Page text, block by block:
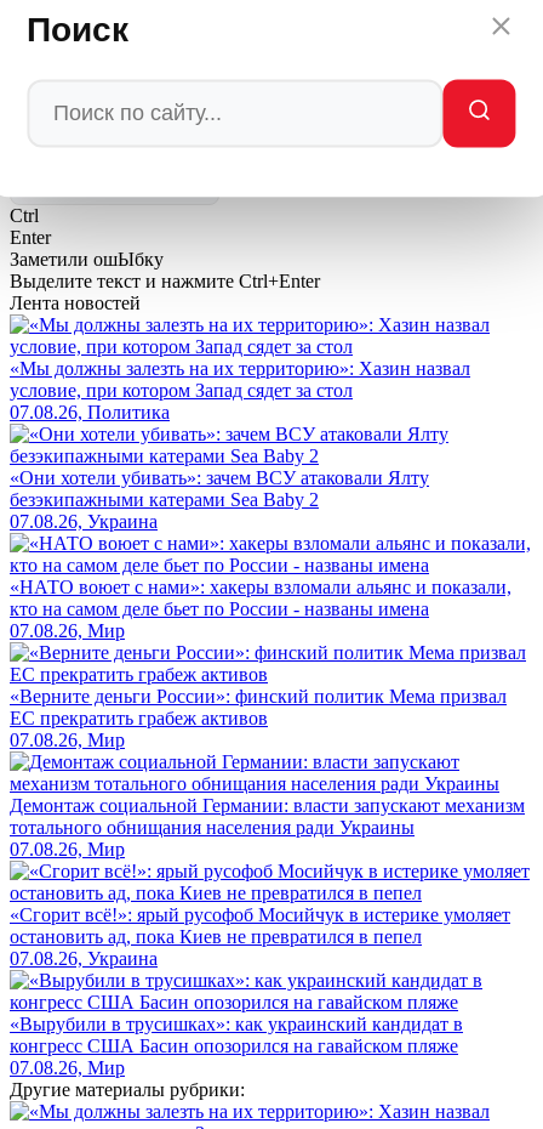
Поиск
🤣
Ctrl
Enter
Заметили ошЫбку
Выделите текст и нажмите Ctrl+Enter
Лента новостей
«Мы должны залезть на их территорию»: Хазин назвал
условие, при котором Запад сядет за стол
07.08.26, Политика
«Они хотели убивать»: зачем ВСУ атаковали Ялту
безэкипажными катерами Sea Baby 2
07.08.26, Украина
«НАТО воюет с нами»: хакеры взломали альянс и показали,
кто на самом деле бьет по России - названы имена
07.08.26, Мир
«Верните деньги России»: финский политик Мема призвал
ЕС прекратить грабеж активов
07.08.26, Мир
Демонтаж социальной Германии: власти запускают механизм
тотального обнищания населения ради Украины
07.08.26, Мир
«Сгорит всё!»: ярый русофоб Мосийчук в истерике умоляет
остановить ад, пока Киев не превратился в пепел
07.08.26, Украина
«Вырубили в трусишках»: как украинский кандидат в
конгресс США Басин опозорился на гавайском пляже
07.08.26, Мир
Другие материалы рубрики: